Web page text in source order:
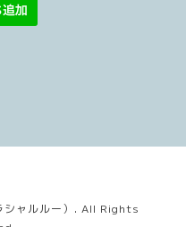
ャルルー） . All Rights